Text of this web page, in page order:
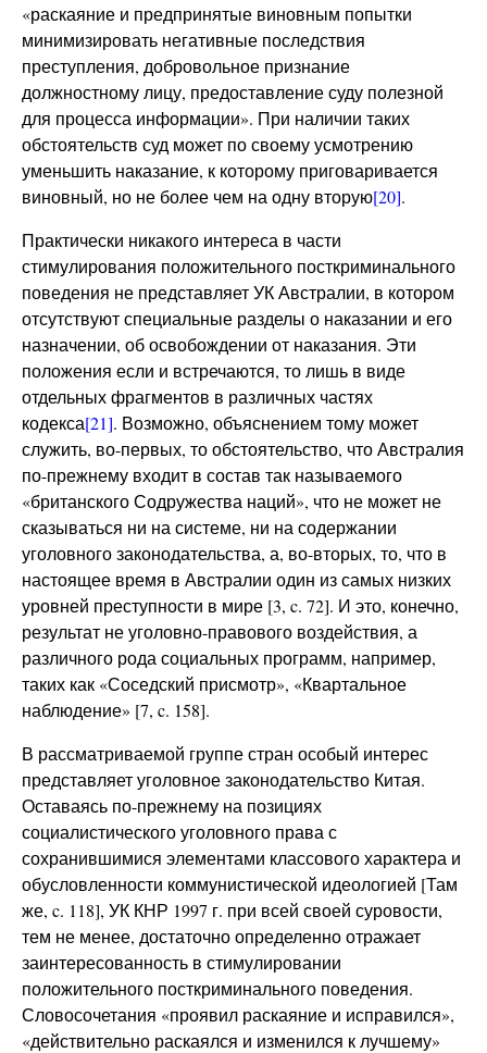
«раскаяние и предпринятые виновным попытки
минимизировать негативные последствия
преступления, добровольное признание
должностному лицу, предоставление суду полезной
для процесса информации». При наличии таких
обстоятельств суд может по своему усмотрению
уменьшить наказание, к которому приговаривается
виновный, но не более чем на одну вторую[20].
Практически никакого интереса в части
стимулирования положительного посткриминального
поведения не представляет УК Австралии, в котором
отсутствуют специальные разделы о наказании и его
назначении, об освобождении от наказания. Эти
положения если и встречаются, то лишь в виде
отдельных фрагментов в различных частях
кодекса[21]. Возможно, объяснением тому может
служить, во-первых, то обстоятельство, что Австралия
по-прежнему входит в состав так называемого
«британского Содружества наций», что не может не
сказываться ни на системе, ни на содержании
уголовного законодательства, а, во-вторых, то, что в
настоящее время в Австралии один из самых низких
уровней преступности в мире [3, c. 72]. И это, конечно,
результат не уголовно-правового воздействия, а
различного рода социальных программ, например,
таких как «Соседский присмотр», «Квартальное
наблюдение» [7, c. 158].
В рассматриваемой группе стран особый интерес
представляет уголовное законодательство Китая.
Оставаясь по-прежнему на позициях
социалистического уголовного права с
сохранившимися элементами классового характера и
обусловленности коммунистической идеологией [Там
же, c. 118], УК КНР 1997 г. при всей своей суровости,
тем не менее, достаточно определенно отражает
заинтересованность в стимулировании
положительного посткриминального поведения.
Словосочетания «проявил раскаяние и исправился»,
«действительно раскаялся и изменился к лучшему»